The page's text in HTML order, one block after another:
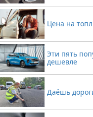
Цена на
Эти пять
дешевле
Даёшь